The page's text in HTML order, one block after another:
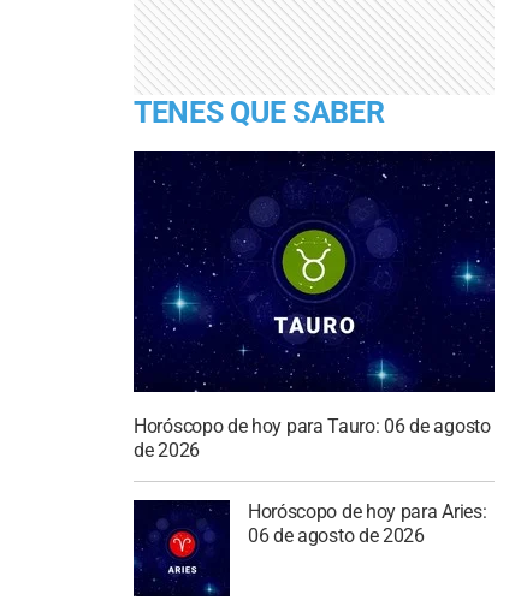
TENES QUE SABER
Horóscopo de hoy para Tauro: 06 de agosto
de 2026
Horóscopo de hoy para Aries:
06 de agosto de 2026